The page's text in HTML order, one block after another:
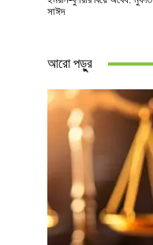
সাঈদ
আরো পড়ুুর